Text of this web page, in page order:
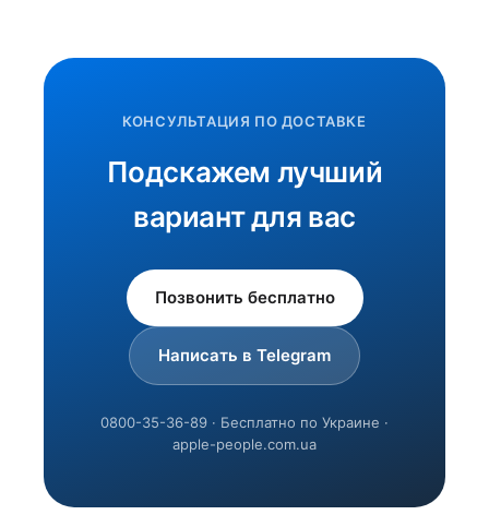
КОНСУЛЬТАЦИЯ ПО ДОСТАВКЕ
Подскажем лучший
вариант для вас
Позвонить бесплатно
Написать в Telegram
0800-35-36-89 · Бесплатно по Украине ·
apple-people.com.ua